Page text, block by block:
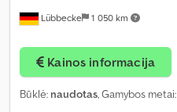
Lübbecke 1 050 km
Kainos informacija
Būklė: naudotas, Gamybos metai: